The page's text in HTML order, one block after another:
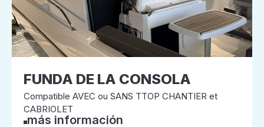
FUNDA DE LA CONSOLA
Compatible AVEC ou SANS TTOP CHANTIER et
CABRIOLET
más información